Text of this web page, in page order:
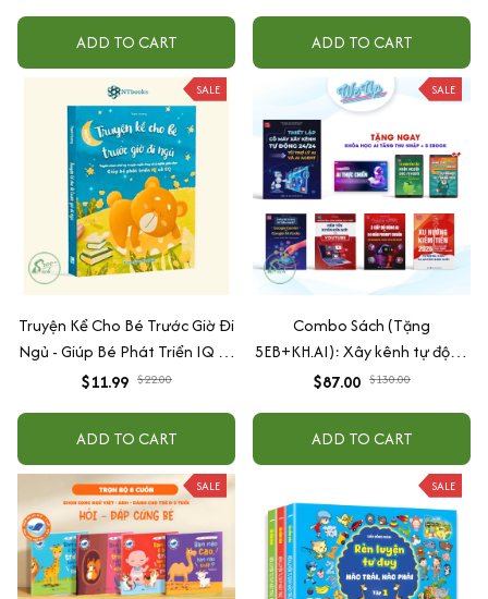
ADD TO CART ADD TO CART
SALE
Truyện Kể Cho Bé Trước Giờ Đi
Ngủ - Giúp Bé Phát Triển IQ Và
EQ
$11.99 $22.00
ADD TO CART
SALE
Combo Sách (Tặng
5EB+KH.AI): Xây kênh tự động
AI Agent + AI siêu mạnh + 3
+ Xu hướng
$87.00 $130.00
ADD TO CART
SALE SALE